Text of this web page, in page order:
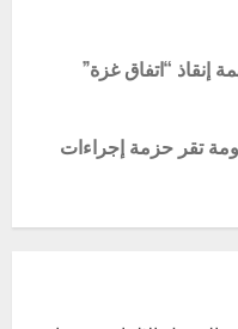
إنقاذ “اتفاق غزة”
تقر حزمة إجراءات